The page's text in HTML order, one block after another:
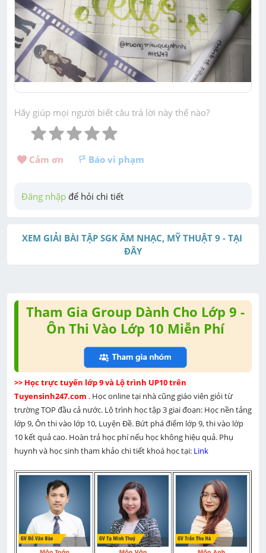
Hãy giúp mọi người biết câu trả lời này thế nào?
Cảm ơn Báo vi phạm
Đăng nhập để hỏi chi tiết
XEM GIẢI BÀI TẬP SGK ÂM NHẠC, MỸ THUẬT 9 - TẠI
ĐÂY
Tham Gia Group Dành Cho Lớp 9 -
Ôn Thi Vào Lớp 10 Miễn Phí
>> Học trực tuyến lớp 9 và Lộ trình UP10 trên
Tuyensinh247.com . Học online tại nhà cũng giáo viên giỏi từ
trường TOP đầu cả nước. Lộ trình học tập 3 giai đoạn: Học nền tảng
lớp 9, Ôn thi vào lớp 10, Luyện Đề. Bứt phá điểm lớp 9, thi vào lớp
10 kết quả cao. Hoàn trả học phí nếu học không hiệu quả. Phụ
huynh và học sinh tham khảo chi tiết khoá học tại: Link